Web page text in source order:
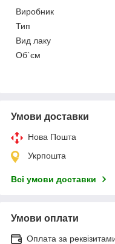
Виробник
Тип
Вид лаку
Об`єм
Умови доставки
Нова Пошта
Укрпошта
Всі умови доставки
Умови оплати
Оплата за